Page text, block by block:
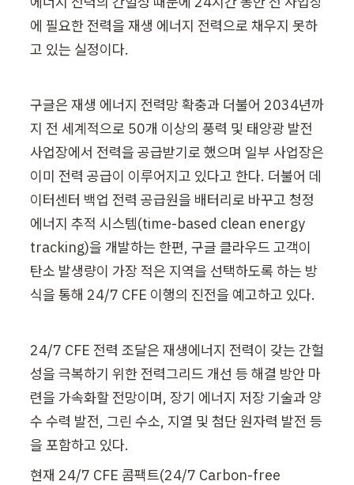
에 필요한 전력을 재생 에너지 전력으로 채우지 못하
고 있는 실정이다.
구글은 재생 에너지 전력망 확충과 더불어 2034년까
지 전 세계적으로 50개 이상의 풍력 및 태양광 발전
사업장에서 전력을 공급받기로 했으며 일부 사업장은
이미 전력 공급이 이루어지고 있다고 한다. 더불어 데
이터센터 백업 전력 공급원을 배터리로 바꾸고 청정
에너지 추적 시스템(time-based clean energy
tracking)을 개발하는 한편, 구글 클라우드 고객이
탄소 발생량이 가장 적은 지역을 선택하도록 하는 방
식을 통해 24/7 CFE 이행의 진전을 예고하고 있다.
24/7 CFE 전력 조달은 재생에너지 전력이 갖는 간헐
성을 극복하기 위한 전력그리드 개선 등 해결 방안 마
련을 가속화할 전망이며, 장기 에너지 저장 기술과 양
수 수력 발전, 그린 수소, 지열 및 첨단 원자력 발전 등
을 포함하고 있다.
현재 24/7 CFE 콤팩트(24/7 Carbon-free